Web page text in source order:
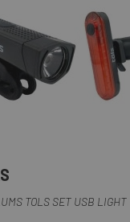
TOLS SET USB LIGHT